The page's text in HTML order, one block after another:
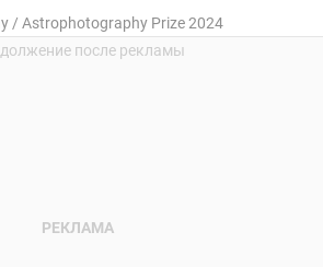
/ Astrophotography Prize 2024